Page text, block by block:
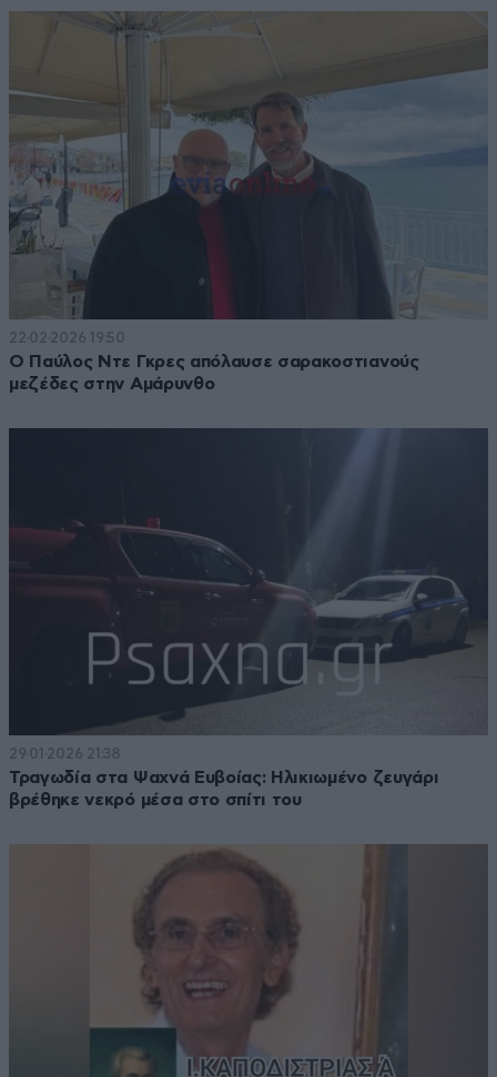
22·02·2026 19:50
Ο Παύλος Ντε Γκρες απόλαυσε σαρακοστιανούς
μεζέδες στην Αμάρυνθο
29·01·2026 21:38
Τραγωδία στα Ψαχνά Ευβοίας: Ηλικιωμένο ζευγάρι
βρέθηκε νεκρό μέσα στο σπίτι του